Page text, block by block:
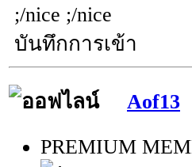
;/nice ;/nice
บันทึกการเข้า
Aof13
PREMIUM